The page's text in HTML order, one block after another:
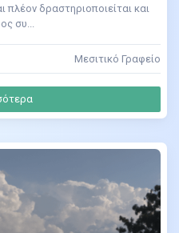
πλέον δραστηριοποιείται και
συ...
Μεσιτικό Γραφείο